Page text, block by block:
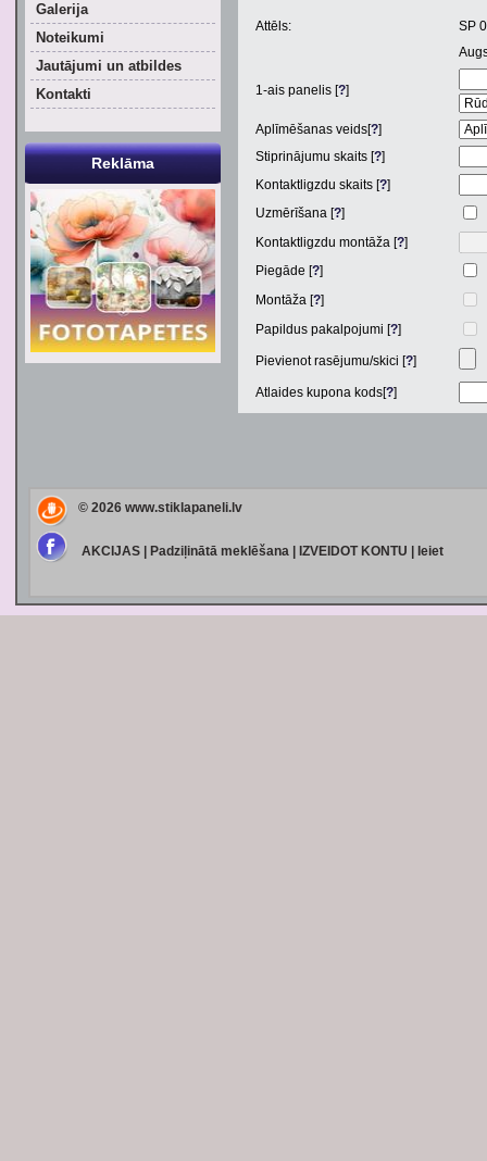
Attēls:
SP
1-ais panelis [?]
Aplīmēšanas veids[?]
Stiprinājumu skaits [?]
Kontaktligzdu skaits [?]
Uzmērīšana [?]
Kontaktligzdu montāža [?]
Piegāde [?]
Montāža [?]
Papildus pakalpojumi [?]
Pievienot rasējumu/skici [?]
Atlaides kupona kods[?]
Galerija
Noteikumi
Jautājumi un atbildes
Kontakti
Reklāma
© 2026 www.stiklapaneli.lv
AKCIJAS| Padziļinātā meklēšana| IZVEIDOT KONTU Ieiet